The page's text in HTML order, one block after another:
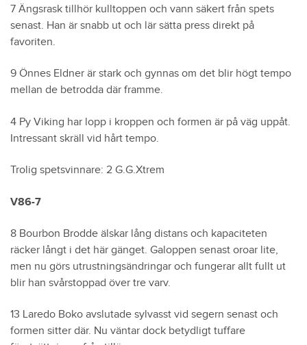
7 Ängsrask tillhör kulltoppen och vann säkert från spets
senast. Han är snabb ut och lär sätta press direkt på
favoriten.
9 Önnes Eldner är stark och gynnas om det blir högt tempo
mellan de betrodda där framme.
4 Py Viking har lopp i kroppen och formen är på väg uppåt.
Intressant skräll vid hårt tempo.
Trolig spetsvinnare: 2 G.G.Xtrem
V86-7
8 Bourbon Brodde älskar lång distans och kapaciteten
räcker långt i det här gänget. Galoppen senast oroar lite,
men nu görs utrustningsändringar och fungerar allt fullt ut
blir han svårstoppad över tre varv.
13 Laredo Boko avslutade sylvasst vid segern senast och
formen sitter där. Nu väntar dock betydligt tuffare